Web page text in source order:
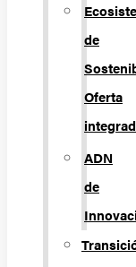
de
Oferta
ADN
de